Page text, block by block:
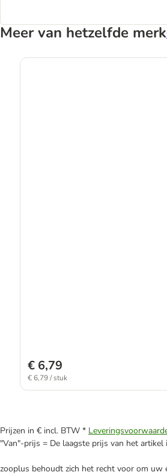
Meer van hetzelfde merk
€ 6,79
€ 6,79 / stuk
Prijzen in € incl. BTW *
"Van"-prijs = De laagste prijs van het artikel
zooplus behoudt zich het recht voor om uw